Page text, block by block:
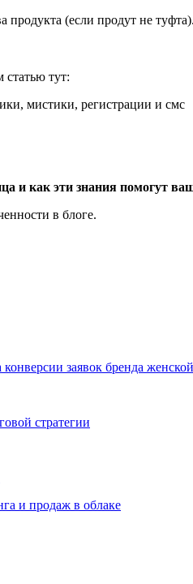
(если продут не
статью тут:
и как эти знания помогут
в блоге.
заявок бренда
стратегии
и продаж в облаке